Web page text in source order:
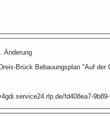
Änderung
Brück Bebauungsplan "Auf der
fd408ea7-